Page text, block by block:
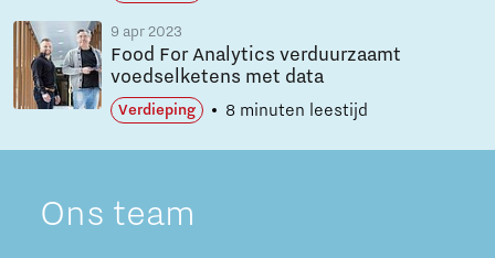
9 apr 2023
Food For Analytics verduurzaamt
voedselketens met data
Verdieping 8 minuten leestijd
Ons team